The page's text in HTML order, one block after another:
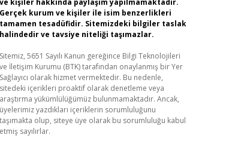
ve kişiler hakkında paylaşım yapılmamaktadır.
Gerçek kurum ve kişiler ile isim benzerlikleri
tamamen tesadüfidir. Sitemizdeki bilgiler taslak
halindedir ve tavsiye niteliği taşımazlar.
Sitemiz, 5651 Sayılı Kanun gereğince Bilgi Teknolojileri
ve İletişim Kurumu (BTK) tarafından onaylanmış bir Yer
Sağlayıcı olarak hizmet vermektedir. Bu nedenle,
sitedeki içerikleri proaktif olarak denetleme veya
araştırma yükümlülüğümüz bulunmamaktadır. Ancak,
üyelerimiz yazdıkları içeriklerin sorumluluğunu
taşımakta olup, siteye üye olarak bu sorumluluğu kabul
etmiş sayılırlar.